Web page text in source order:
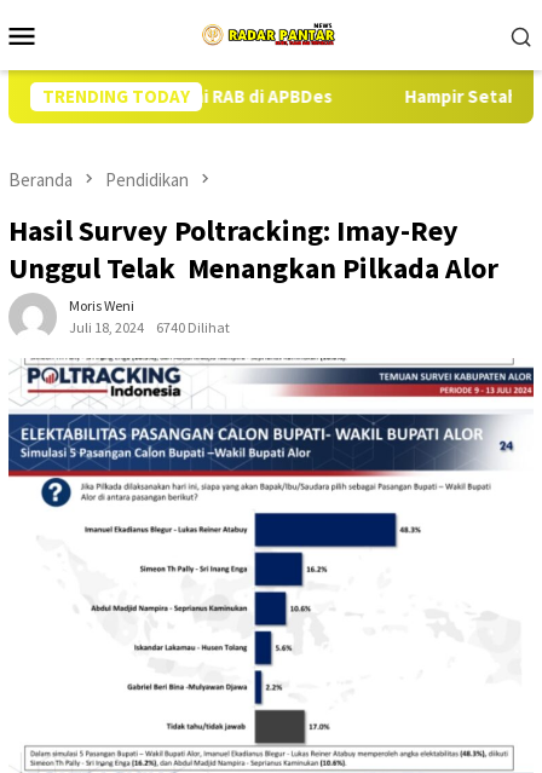
ke
Mobile
TRENDING TODAY
RAB di APBDes Hampir Setahun Jaksa Tangani
Beranda Pendidikan
Hasil Survey Poltracking: Imay-Rey
Unggul Telak Menangkan Pilkada Alor
Moris Weni
Juli 18, 2024
6740 Dilihat